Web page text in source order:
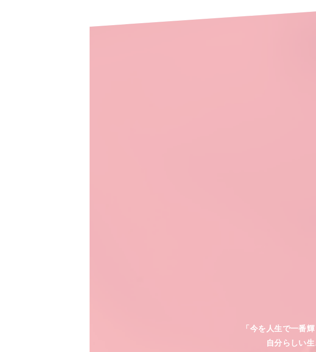
「今を人生で一番
自分らしい